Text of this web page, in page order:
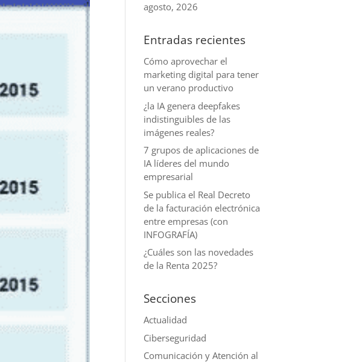
agosto, 2026
Entradas recientes
Cómo aprovechar el
marketing digital para tener
un verano productivo
¿la IA genera deepfakes
indistinguibles de las
imágenes reales?
7 grupos de aplicaciones de
IA líderes del mundo
empresarial
Se publica el Real Decreto
de la facturación electrónica
entre empresas (con
INFOGRAFÍA)
¿Cuáles son las novedades
de la Renta 2025?
Secciones
Actualidad
Ciberseguridad
Comunicación y Atención al